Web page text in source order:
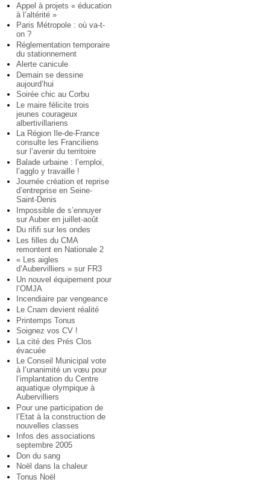
Appel à projets « éducation
à l’altérité »
Paris Métropole : où va-t-
on ?
Réglementation temporaire
du stationnement
Alerte canicule
Demain se dessine
aujourd’hui
Soirée chic au Corbu
Le maire félicite trois
jeunes courageux
albertivillariens
La Région Ile-de-France
consulte les Franciliens
sur l’avenir du territoire
Balade urbaine : l’emploi,
l’agglo y travaille !
Journée création et reprise
d’entreprise en Seine-
Saint-Denis
Impossible de s’ennuyer
sur Auber en juillet-août
Du rififi sur les ondes
Les filles du CMA
remontent en Nationale 2
« Les aigles
d’Aubervilliers » sur FR3
Un nouvel équipement pour
l’OMJA
Incendiaire par vengeance
Le Cnam devient réalité
Printemps Tonus
Soignez vos CV !
La cité des Prés Clos
évacuée
Le Conseil Municipal vote
à l’unanimité un vœu pour
l’implantation du Centre
aquatique olympique à
Aubervilliers
Pour une participation de
l’Etat à la construction de
nouvelles classes
Infos des associations
septembre 2005
Don du sang
Noël dans la chaleur
Tonus Noël